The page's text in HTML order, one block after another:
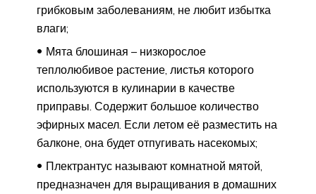
грибковым заболеваниям, не любит избытка
влаги;
Мята блошиная – низкорослое
теплолюбивое растение, листья которого
используются в кулинарии в качестве
приправы. Содержит большое количество
эфирных масел. Если летом её разместить на
балконе, она будет отпугивать насекомых;
Плектрантус называют комнатной мятой,
предназначен для выращивания в домашних